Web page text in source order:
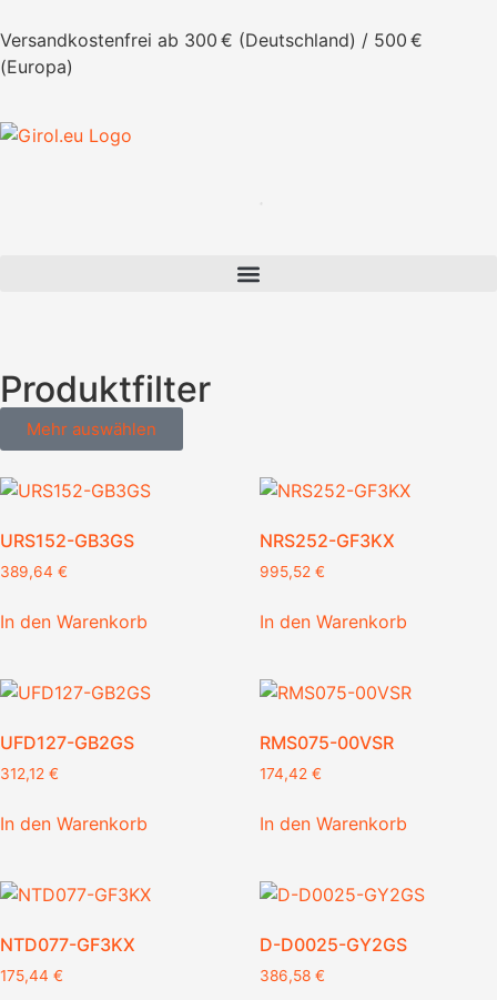
Versandkostenfrei ab 300 € (Deutschland) / 500 €
(Europa)
Produktfilter
Mehr auswählen
URS152-GB3GS
389,64 €
In den Warenkorb
NRS252-GF3KX
995,52 €
In den Warenkorb
UFD127-GB2GS
312,12 €
In den Warenkorb
RMS075-00VSR
174,42 €
In den Warenkorb
NTD077-GF3KX
175,44 €
D-D0025-GY2GS
386,58 €